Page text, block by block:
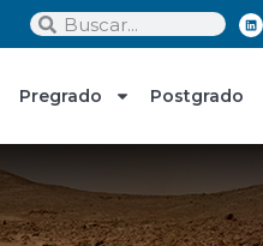
Pregrado Postgrado